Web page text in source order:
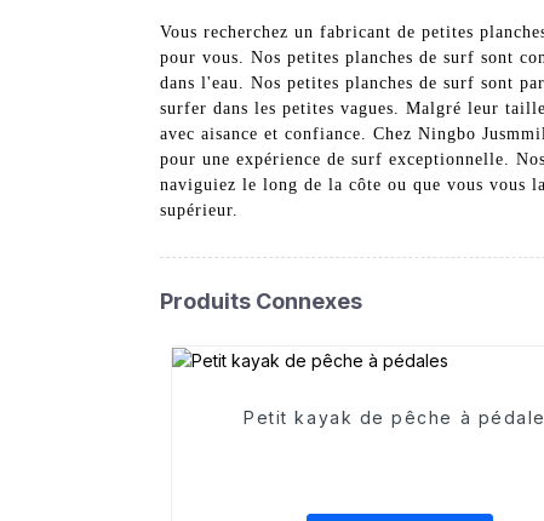
Vous recherchez un fabricant de petites
pour vous. Nos petites planches de surf sont
dans l'eau. Nos petites planches de surf sont
surfer dans les petites vagues. Malgré leur
avec aisance et confiance. Chez Ningbo
pour une expérience de surf exceptionnelle.
naviguiez le long de la côte ou que vous vous
supérieur.
Produits Connexes
Petit kayak de pêche à